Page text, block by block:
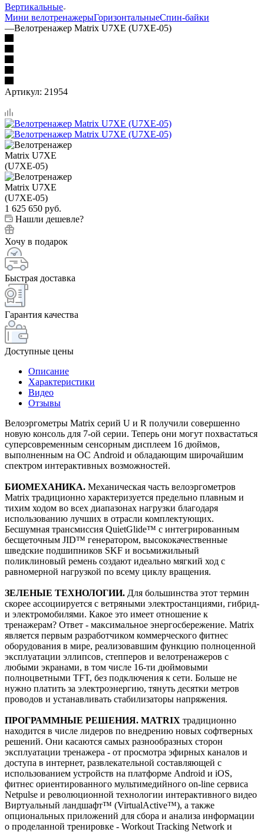
Вертикальные
Мини велотренажерыГоризонтальныеСпин-байки
—Велотренажер Matrix U7XE (U7XE-05)
Артикул: 21954
1 625 650 руб.
Нашли дешевле?
Хочу в подарок
Быстрая доставка
Гарантия качества
Доступные цены
Описание
Характеристики
Видео
Отзывы
Велоэргометры Matrix серий U и R получили совершенно
новую консоль для 7-ой серии. Теперь они могут похвастаться
суперсовременным сенсорным дисплеем 16 дюймов,
выполненным на ОС Android и обладающим широчайшим
спектром интерактивных возможностей.
БИОМЕХАНИКА. Механическая часть велоэргометров
Matrix традиционно характеризуется предельно плавным и
тихим ходом во всех диапазонах нагрузки благодаря
использованию лучших в отрасли комплектующих.
Бесшумная трансмиссия QuietGlide™ с интегрированным
беcщеточным JID™ генератором, высококачественные
шведские подшипников SKF и восьмижильный
поликлиновый ремень создают идеально мягкий ход с
равномерной нагрузкой по всему циклу вращения.
ЗЕЛЕНЫЕ ТЕХНОЛОГИИ. Для большинства этот термин
скорее ассоциируется с ветряными электростанциями, гибрид-
и электромобилями. Какое это имеет отношение к
тренажерам? Ответ - максимальное энергосбережение. Matrix
является первым разработчиком коммерческого фитнес
оборудования в мире, реализовавшим функцию полноценной
эксплуатации эллипсов, степперов и велотренажеров с
любыми экранами, в том числе 16-ти дюймовыми
полноцветными TFT, без подключения к сети. Больше не
нужно платить за электроэнергию, тянуть десятки метров
проводов и устанавливать стабилизаторы напряжения.
ПРОГРАММНЫЕ РЕШЕНИЯ. MATRIX традиционно
находится в числе лидеров по внедрению новых софтверных
решений. Они касаются самых разнообразных сторон
эксплуатации тренажера - от просмотра эфирных каналов и
доступа в интернет, развлекательной составляющей с
использованием устройств на платформе Android и iOS,
фитнес ориентированного мультимедийного on-line сервиса
Netpulse и революционной технологии интерактивного видео
Виртуальный ландшафт™ (VirtualActive™), а также
опциональных приложений для сбора и анализа информации
о проделанной тренировке - Workout Tracking Network и